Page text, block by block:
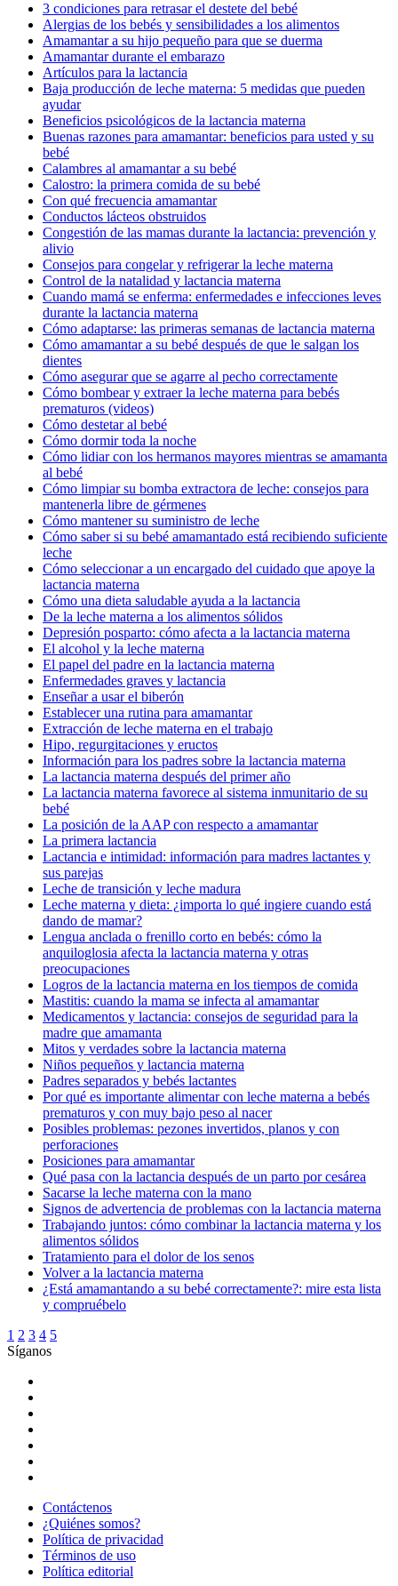
3 condiciones para retrasar el destete del bebé
Alergias de los bebés y sensibilidades a los alimentos
Amamantar a su hijo pequeño para que se duerma
Amamantar durante el embarazo
Artículos para la lactancia
Baja producción de leche materna: 5 medidas que pueden
ayudar
Beneficios psicológicos de la lactancia materna
Buenas razones para amamantar: beneficios para usted y su
bebé
Calambres al amamantar a su bebé
Calostro: la primera comida de su bebé
Con qué frecuencia amamantar
Conductos lácteos obstruidos
Congestión de las mamas durante la lactancia: prevención y
alivio
Consejos para congelar y refrigerar la leche materna
Control de la natalidad y lactancia materna
Cuando mamá se enferma: enfermedades e infecciones leves
durante la lactancia materna
Cómo adaptarse: las primeras semanas de lactancia materna
Cómo amamantar a su bebé después de que le salgan los
dientes
Cómo asegurar que se agarre al pecho correctamente
Cómo bombear y extraer la leche materna para bebés
prematuros (videos)
Cómo destetar al bebé
Cómo dormir toda la noche
Cómo lidiar con los hermanos mayores mientras se amamanta
al bebé
Cómo limpiar su bomba extractora de leche: consejos para
mantenerla libre de gérmenes
Cómo mantener su suministro de leche
Cómo saber si su bebé amamantado está recibiendo suficiente
leche
Cómo seleccionar a un encargado del cuidado que apoye la
lactancia materna
Cómo una dieta saludable ayuda a la lactancia
De la leche materna a los alimentos sólidos
Depresión posparto: cómo afecta a la lactancia materna
El alcohol y la leche materna
El papel del padre en la lactancia materna
Enfermedades graves y lactancia
Enseñar a usar el biberón
Establecer una rutina para amamantar
Extracción de leche materna en el trabajo
Hipo, regurgitaciones y eructos
Información para los padres sobre la lactancia materna
La lactancia materna después del primer año
La lactancia materna favorece al sistema inmunitario de su
bebé
La posición de la AAP con respecto a amamantar
La primera lactancia
Lactancia e intimidad: información para madres lactantes y
sus parejas
Leche de transición y leche madura
Leche materna y dieta: ¿importa lo qué ingiere cuando está
dando de mamar?
Lengua anclada o frenillo corto en bebés: cómo la
anquiloglosia afecta la lactancia materna y otras
preocupaciones
Logros de la lactancia materna en los tiempos de comida
Mastitis: cuando la mama se infecta al amamantar
Medicamentos y lactancia: consejos de seguridad para la
madre que amamanta
Mitos y verdades sobre la lactancia materna
Niños pequeños y lactancia materna
Padres separados y bebés lactantes
Por qué es importante alimentar con leche materna a bebés
prematuros y con muy bajo peso al nacer
Posibles problemas: pezones invertidos, planos y con
perforaciones
Posiciones para amamantar
Qué pasa con la lactancia después de un parto por cesárea
Sacarse la leche materna con la mano
Signos de advertencia de problemas con la lactancia materna
Trabajando juntos: cómo combinar la lactancia materna y los
alimentos sólidos
Tratamiento para el dolor de los senos
Volver a la lactancia materna
¿Está amamantando a su bebé correctamente?: mire esta lista
y compruébelo
1 2 3 4 5
Síganos
Contáctenos
¿Quiénes somos?
Política de privacidad
Términos de uso
Política editorial